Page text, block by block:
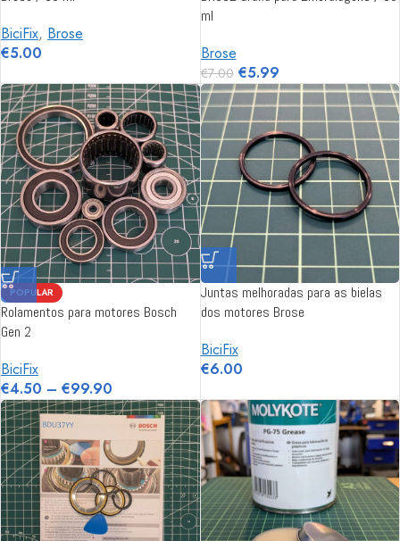
BiciFix, Brose
€5.00
ml
Brose
€7.00 €5.99
POPULAR
Rolamentos para motores Bosch
Gen 2
BiciFix
€4.50 – €99.90
Juntas melhoradas para as bielas
dos motores Brose
BiciFix
€6.00